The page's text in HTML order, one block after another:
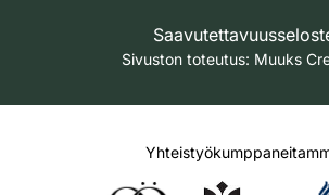
Sivuston toteutus: Muuks